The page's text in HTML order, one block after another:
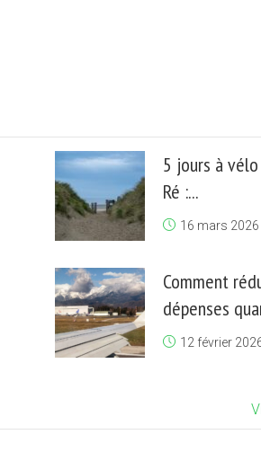
5 jours à
Ré :...
16 mars 2026
Comment
dépenses
12 février